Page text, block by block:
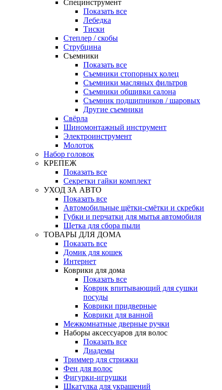
Специнструмент
Показать все
Лебедка
Тиски
Степлер / скобы
Струбцина
Съемники
Показать все
Съемники стопорных колец
Съемники масляных фильтров
Съемники обшивки салона
Съемник подшипников / шаровых
Другие съемники
Свёрла
Шиномонтажный инструмент
Электроинструмент
Молоток
Набор головок
КРЕПЕЖ
Показать все
Секретки гайки комплект
УХОД ЗА АВТО
Показать все
Автомобильные щётки-смётки и скребки
Губки и перчатки для мытья автомобиля
Щетка для сбора пыли
ТОВАРЫ ДЛЯ ДОМА
Показать все
Домик для кошек
Интернет
Коврики для дома
Показать все
Коврик впитывающий для сушки
посуды
Коврики придверные
Коврики для ванной
Межкомнатные дверные ручки
Наборы аксессуаров для волос
Показать все
Диадемы
Триммер для стрижки
Фен для волос
Фигурки-игрушки
Шкатулка для украшений